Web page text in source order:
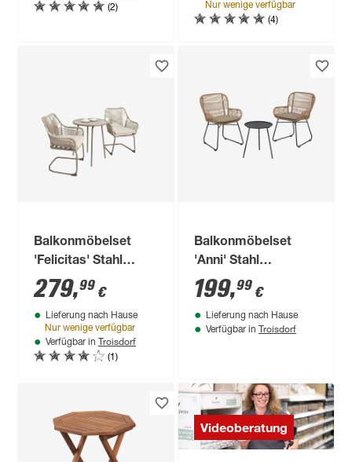
(2)
Nur wenige verfügbar
(4)
Balkonmöbelset
'Felicitas' Stahl
beige 3-teilig
279,99 €
Lieferung nach Hause
Nur wenige verfügbar
Verfügbar in Troisdorf
(1)
Balkonmöbelset
'Anni' Stahl
braun/schwarz 3-
teilig
199,99 €
Lieferung nach Hause
Verfügbar in Troisdorf
Videoberatung